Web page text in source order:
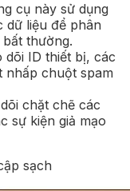
cụ này sử dụng
dữ liệu để phân
thường.
dõi ID thiết bị, các
nhấp chuột spam
chặt chẽ các
sự kiện giả mạo
sạch